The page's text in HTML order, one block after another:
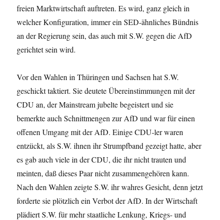
freien Marktwirtschaft auftreten. Es wird, ganz gleich in
welcher Konfiguration, immer ein SED-ähnliches Bündnis
an der Regierung sein, das auch mit S.W. gegen die AfD
gerichtet sein wird.
Vor den Wahlen in Thüringen und Sachsen hat S.W.
geschickt taktiert. Sie deutete Übereinstimmungen mit der
CDU an, der Mainstream jubelte begeistert und sie
bemerkte auch Schnittmengen zur AfD und war für einen
offenen Umgang mit der AfD. Einige CDU-ler waren
entzückt, als S.W. ihnen ihr Strumpfband gezeigt hatte, aber
es gab auch viele in der CDU, die ihr nicht trauten und
meinten, daß dieses Paar nicht zusammengehören kann.
Nach den Wahlen zeigte S.W. ihr wahres Gesicht, denn jetzt
forderte sie plötzlich ein Verbot der AfD. In der Wirtschaft
plädiert S.W. für mehr staatliche Lenkung, Kriegs- und